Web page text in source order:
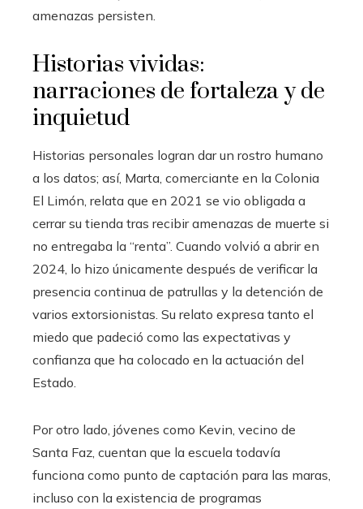
amenazas persisten.
Historias vividas:
narraciones de fortaleza y de
inquietud
Historias personales logran dar un rostro humano
a los datos; así, Marta, comerciante en la Colonia
El Limón, relata que en 2021 se vio obligada a
cerrar su tienda tras recibir amenazas de muerte si
no entregaba la “renta”. Cuando volvió a abrir en
2024, lo hizo únicamente después de verificar la
presencia continua de patrullas y la detención de
varios extorsionistas. Su relato expresa tanto el
miedo que padeció como las expectativas y
confianza que ha colocado en la actuación del
Estado.
Por otro lado, jóvenes como Kevin, vecino de
Santa Faz, cuentan que la escuela todavía
funciona como punto de captación para las maras,
incluso con la existencia de programas